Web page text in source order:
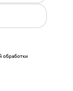
обработки